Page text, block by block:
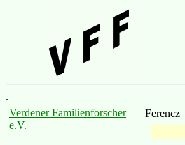
.
Verdener Familienforscher
e.V.
Ferencz